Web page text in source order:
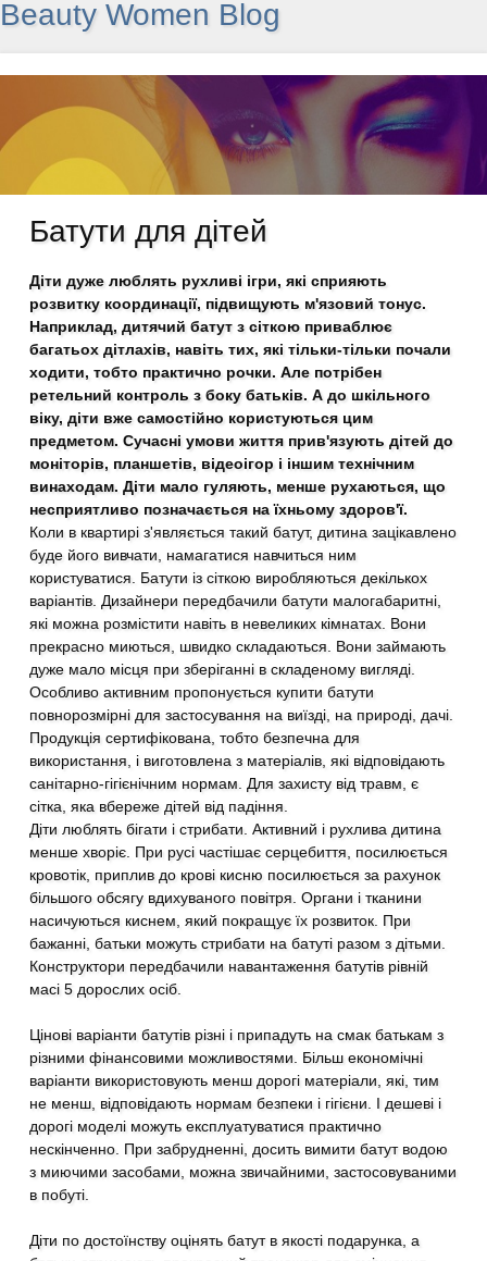
Beauty Women Blog
Батути для дітей
Діти дуже люблять рухливі ігри, які сприяють
розвитку координації, підвищують м'язовий тонус.
Наприклад, дитячий батут з сіткою приваблює
багатьох дітлахів, навіть тих, які тільки-тільки почали
ходити, тобто практично рочки. Але потрібен
ретельний контроль з боку батьків. А до шкільного
віку, діти вже самостійно користуються цим
предметом. Сучасні умови життя прив'язують дітей до
моніторів, планшетів, відеоігор і іншим технічним
винаходам. Діти мало гуляють, менше рухаються, що
несприятливо позначається на їхньому здоров'ї.
Коли в квартирі з'являється такий батут, дитина зацікавлено
буде його вивчати, намагатися навчиться ним
користуватися. Батути із сіткою виробляються декількох
варіантів. Дизайнери передбачили батути малогабаритні,
які можна розмістити навіть в невеликих кімнатах. Вони
прекрасно миються, швидко складаються. Вони займають
дуже мало місця при зберіганні в складеному вигляді.
Особливо активним пропонується купити батути
повнорозмірні для застосування на виїзді, на природі, дачі.
Продукція сертифікована, тобто безпечна для
використання, і виготовлена з матеріалів, які відповідають
санітарно-гігієнічним нормам. Для захисту від травм, є
сітка, яка вбереже дітей від падіння.
Діти люблять бігати і стрибати. Активний і рухлива дитина
менше хворіє. При русі частішає серцебиття, посилюється
кровотік, приплив до крові кисню посилюється за рахунок
більшого обсягу вдихуваного повітря. Органи і тканини
насичуються киснем, який покращує їх розвиток. При
бажанні, батьки можуть стрибати на батуті разом з дітьми.
Конструктори передбачили навантаження батутів рівній
масі 5 дорослих осіб.
Цінові варіанти батутів різні і припадуть на смак батькам з
різними фінансовими можливостями. Більш економічні
варіанти використовують менш дорогі матеріали, які, тим
не менш, відповідають нормам безпеки і гігієни. І дешеві і
дорогі моделі можуть експлуатуватися практично
нескінченно. При забрудненні, досить вимити батут водою
з миючими засобами, можна звичайними, застосовуваними
в побуті.
Діти по достоїнству оцінять батут в якості подарунка, а